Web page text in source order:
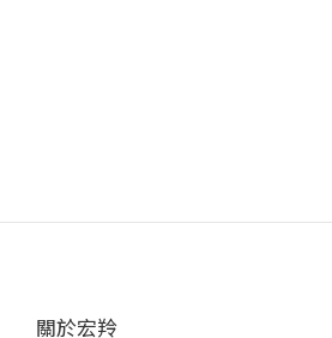
關於宏羚